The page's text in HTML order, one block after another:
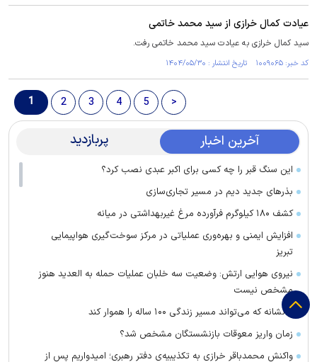
عیادت کمال خرازی از سید محمد خاتمی
سید کمال خرازی به عیادت سید محمد خاتمی رفت.
کد خبر: ۱۰۰۹۰۶۵ تاریخ انتشار : ۱۴۰۴/۰۵/۳۰
1 2 3 4 5 >
آخرین اخبار پربازدید
این سنگ قبر را چه کسی برای اکبر عبدی نصب کرد؟
بذرهای جدید دیم در مسیر تجاری‌سازی
کشف ۱۸۰ کیلوگرم فرآورده‌ مرغ غیربهداشتی در میانه
افزایش ایمنی و بهره‌وری عملیاتی در مرکز سوخت‌گیری هواپیمایی
تبریز
نیروی هوایی ارتش: وضعیت سه خلبان عملیات حمله به العدید هنوز
مشخص نیست
۶ نشانه که می‌تواند مسیر زندگی ۱۰۰ ساله را هموار کند
زمان واریز معوقات بازنشستگان مشخص شد؟
واکنش محمدباقر خرازی به تکذیبیه‌ی دفتر رهبری؛ امیدواریم پس از